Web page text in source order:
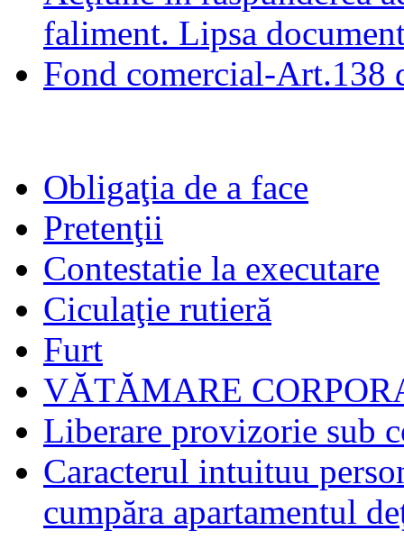
faliment. Lipsa
Fond comercial-Art.138
Obligaţia de a face
Pretenţii
Contestatie la executare
Ciculaţie rutieră
Furt
VĂTĂMARE
Liberare provizorie sub
Caracterul intuituu
cumpăra apartamentul